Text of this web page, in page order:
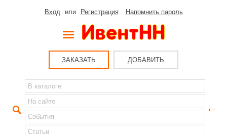
Вход или Регистрация Напомнить пароль
ЗАКАЗАТЬ ДОБАВИТЬ